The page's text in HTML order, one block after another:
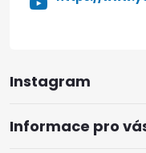
Instagram
Informace pro